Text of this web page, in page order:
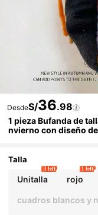
DesdeS/36.98
1 pieza Bufanda de
nvierno con diseño
Talla
Unitalla
3 left
rojo
1 left
cuadros blancos y